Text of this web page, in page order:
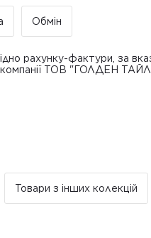
Обмін
рахунку-фактури, за
ТОВ "ГОЛДЕН
вартість доставки
безкоштовна доставка за
виключно у робочі
Товари з інших колекцій